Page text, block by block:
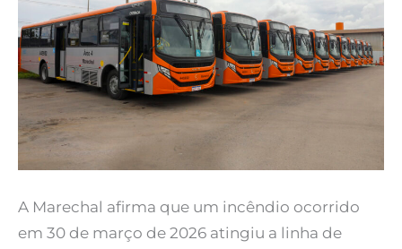
A Marechal afirma que um incêndio ocorrido
em 30 de março de 2026 atingiu a linha de